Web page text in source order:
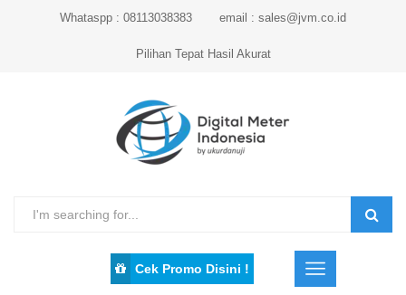
Whataspp : 08113038383 email : sales@jvm.co.id
Pilihan Tepat Hasil Akurat
Cek Promo Disini !